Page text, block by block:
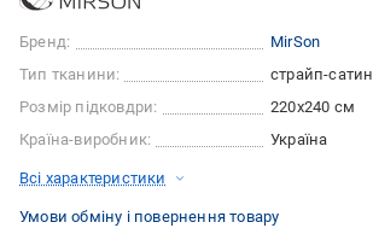
Бренд:
MirSon
Тип тканини:
страйп-сатин
Розмір підковдри:
220x240 см
Країна-виробник:
Україна
Всі характеристики
Умови обміну і повернення товару